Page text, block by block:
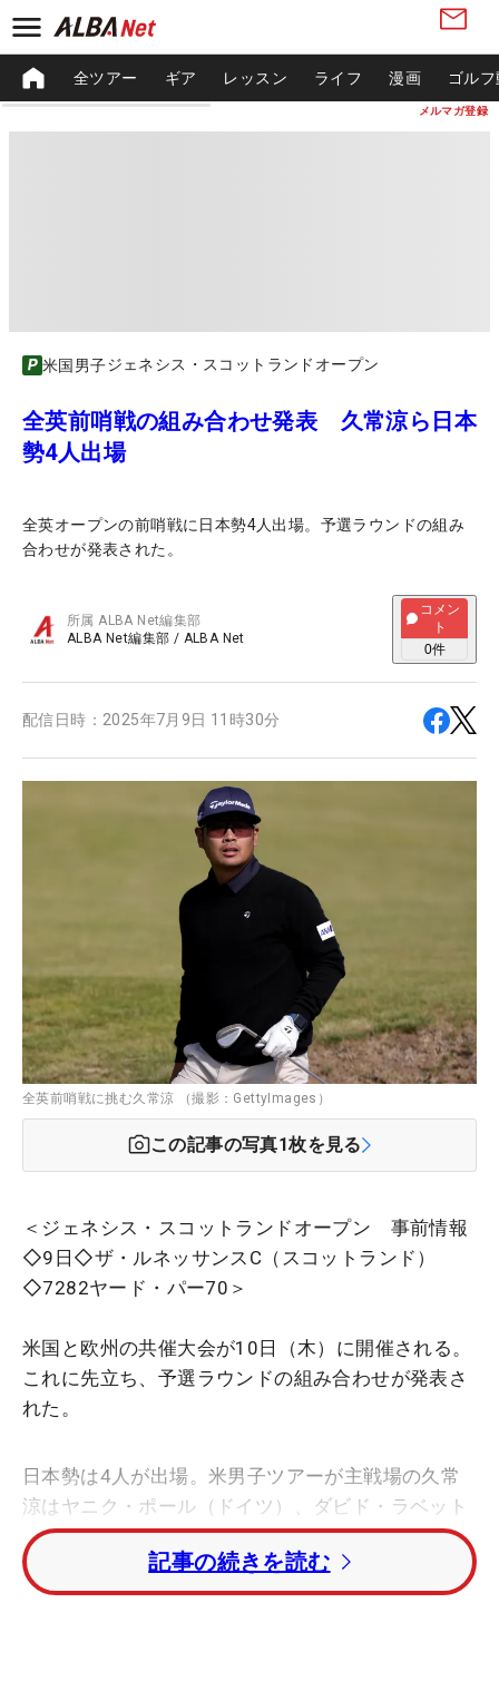
メルマガ登録
全ツアー ギア レッスン ライフ 漫画 ゴル
米国男子ジェネシス・スコットランドオープン
全英前哨戦の組み合わせ発表 久常涼ら日本
勢4人出場
全英オープンの前哨戦に日本勢4人出場。予選ラウンドの組み
合わせが発表された。
所属ALBA Net編集部
ALBA Net編集部 / ALBA Net
コメン
ト
0件
配信日時： 2025年7月9日 11時30分
全英前哨戦に挑む久常涼 （撮影：GettyImages）
この記事の写真1枚を見る
＜ジェネシス・スコットランドオープン 事前情報
◇9日◇ザ・ルネッサンスC（スコットランド）
◇7282ヤード・パー70＞
米国と欧州の共催大会が10日（木）に開催される。
これに先立ち、予選ラウンドの組み合わせが発表さ
れた。
日本勢は4人が出場。米男子ツアーが主戦場の久常
涼はヤニク・ポール（ドイツ）、ダビド・ラベット
（フランス）と同組になった。日本時間午後4時50
分に1番から初日をスタートさせる。
記事の続きを読む